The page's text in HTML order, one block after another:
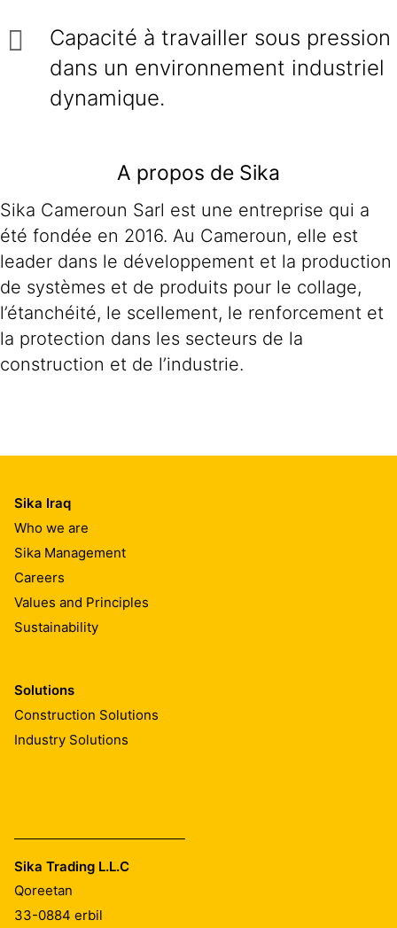
Capacité à travailler sous pression
dans un environnement industriel
dynamique.
A propos de Sika
Sika Cameroun Sarl est une entreprise qui a
été fondée en 2016. Au Cameroun, elle est
leader dans le développement et la production
de systèmes et de produits pour le collage,
l’étanchéité, le scellement, le renforcement et
la protection dans les secteurs de la
construction et de l’industrie.
Sika Iraq
Who we are
Sika Management
Careers
Values and Principles
Sustainability
Solutions
Construction Solutions
Industry Solutions
Sika Trading L.L.C
Qoreetan
33-0884 erbil